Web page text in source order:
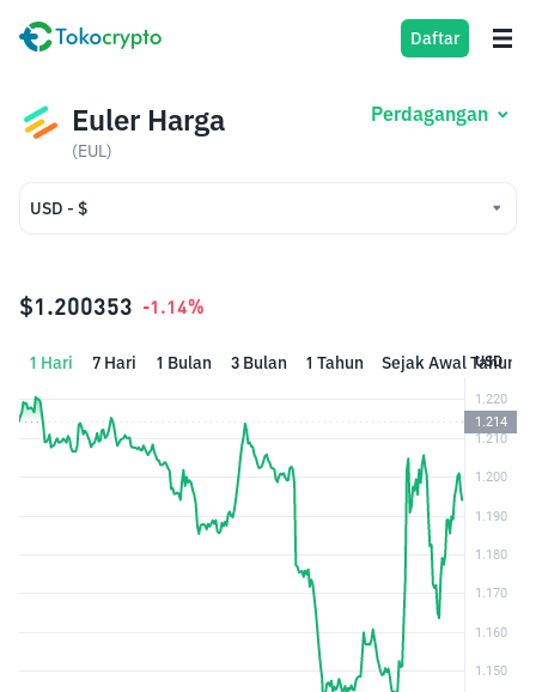
Daftar
Euler Harga
(EUL)
Perdagangan
USD - $
IDR - Rp
$1.200353 -1.14%
1 Hari 7 Hari 1 Bulan 3 Bulan 1 Tahun Sejak Awal Tahun
USD